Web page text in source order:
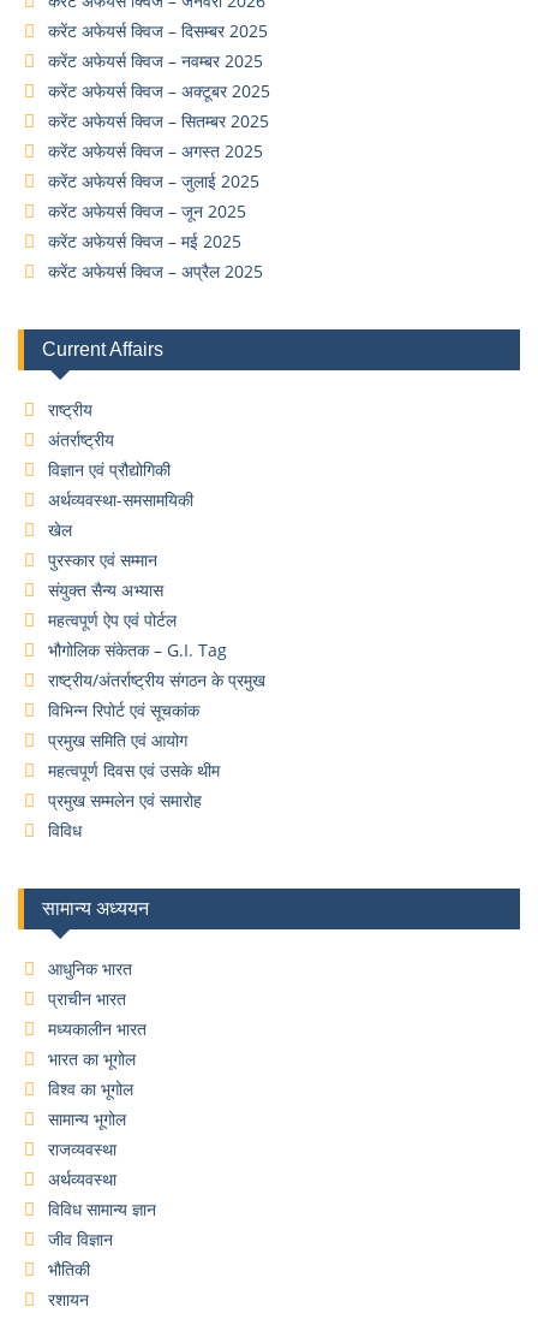
करेंट अफेयर्स क्विज – दिसम्बर 2025
करेंट अफेयर्स क्विज – नवम्बर 2025
करेंट अफेयर्स क्विज – अक्टूबर 2025
करेंट अफेयर्स क्विज – सितम्बर 2025
करेंट अफेयर्स क्विज – अगस्त 2025
करेंट अफेयर्स क्विज – जुलाई 2025
करेंट अफेयर्स क्विज – जून 2025
करेंट अफेयर्स क्विज – मई 2025
करेंट अफेयर्स क्विज – अप्रैल 2025
Current Affairs
राष्ट्रीय
अंतर्राष्ट्रीय
विज्ञान एवं प्रौद्योगिकी
अर्थव्यवस्था-समसामयिकी
खेल
पुरस्कार एवं सम्मान
संयुक्त सैन्य अभ्यास
महत्वपूर्ण ऐप एवं पोर्टल
भौगोलिक संकेतक – G.I. Tag
राष्ट्रीय/अंतर्राष्ट्रीय संगठन के प्रमुख
विभिन्न रिपोर्ट एवं सूचकांक
प्रमुख समिति एवं आयोग
महत्वपूर्ण दिवस एवं उसके थीम
प्रमुख सम्मलेन एवं समारोह
विविध
सामान्य अध्ययन
आधुनिक भारत
प्राचीन भारत
मध्यकालीन भारत
भारत का भूगोल
विश्व का भूगोल
सामान्य भूगोल
राजव्यवस्था
अर्थव्यवस्था
विविध सामान्य ज्ञान
जीव विज्ञान
भौतिकी
रशायन